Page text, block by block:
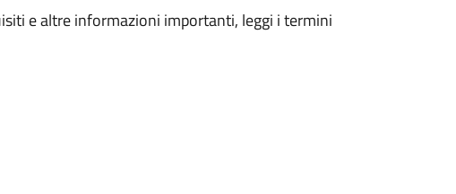
e altre informazioni importanti, leggi i termini